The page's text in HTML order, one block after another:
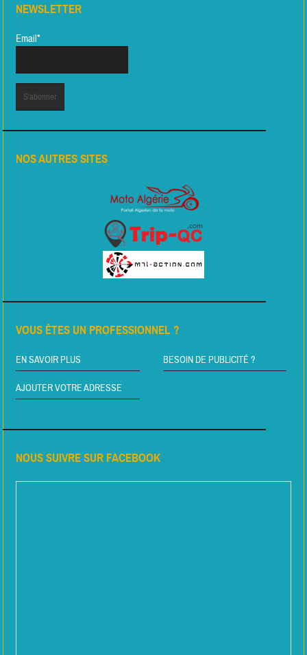
NEWSLETTER
Email*
NOS AUTRES SITES
VOUS ÊTES UN PROFESSIONNEL ?
EN SAVOIR PLUS BESOIN DE PUBLICITÉ ?
AJOUTER VOTRE ADRESSE
NOUS SUIVRE SUR FACEBOOK